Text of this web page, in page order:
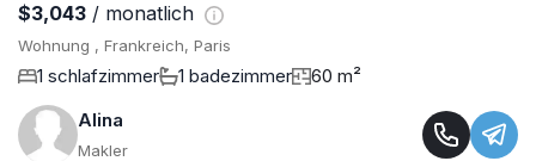
$3,043 / monatlich
Wohnung , Frankreich, Paris
1 schlafzimmer 1 badezimmer
60 m²
Alina
Makler